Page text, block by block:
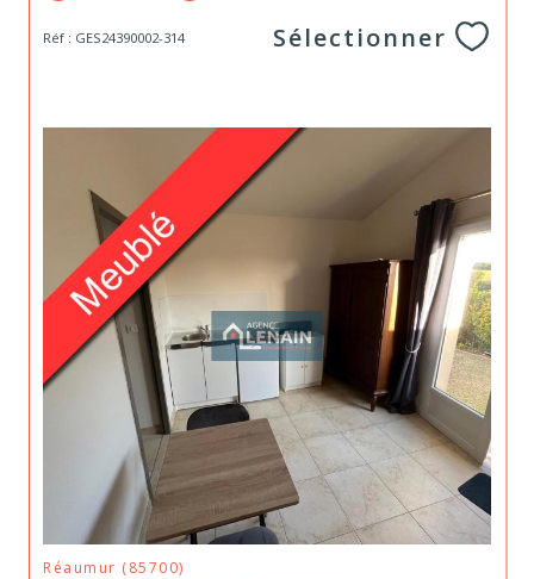
Réf : GES24390002-314 Sélectionner
Réaumur (85700)